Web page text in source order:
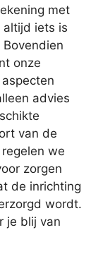
met
altijd iets is
onze
advies
van de
we
zorgen
de inrichting
wordt.
je blij van